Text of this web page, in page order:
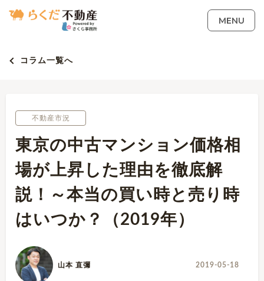
MENU
コラム一覧へ
不動産市況
東京の中古マンション価格相
場が上昇した理由を徹底解
説！～本当の買い時と売り時
はいつか？（2019年）
山本 直彌 2019-05-18